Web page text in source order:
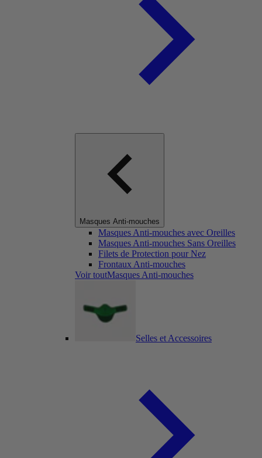
Masques Anti-mouches
Masques Anti-mouches avec Oreilles
Masques Anti-mouches Sans Oreilles
Filets de Protection pour Nez
Frontaux Anti-mouches
Voir toutMasques Anti-mouches
Selles et Accessoires